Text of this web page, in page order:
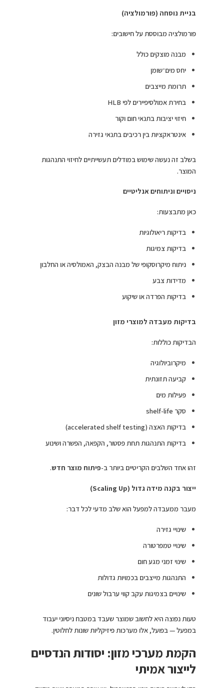
בניית נוסחה (פורמולציה)
פורמולציה מבוססת על חישובים:
מבנה מוצקים כולל
יחס מים־שומן
תרומת מייצבים
בחירת אמולסיפיירים לפי HLB
חיזוי יציבות בתנאי חום וקור
אינטראקציות בין רכיבים בתנאי גזירה
בשלב זה נעשה שימוש במודלים תעשייתיים לחיזוי התנהגות
המוצר.
ניסויים וניתוחים אנליטיים
כאן מתבצעות:
בדיקות ריאולוגיות
בדיקות צמיגות
ניתוח מיקרוסקופי של מבנה הבצק, האמולסיה או החלבון
מדידות צבע
בדיקות הפרדה או שיקוע
בדיקות מעבדה למוצרי מזון
הבדיקות כוללות:
מיקרוביולוגיה
קביעה תזונתית
פעילות מים
סקר shelf-life
בדיקות האצה (accelerated shelf testing)
בדיקות התנהגות תחת פסטור, הקפאה, הפשרה ושינוע
זהו אחד השלבים הקריטיים ביותר ב-פיתוח מוצר חדש.
ייצור בקנה מידה גדול (Scaling Up)
מעבר ממעבדה למפעל הוא שלב מדעי לכל דבר:
שינויי גזירה
שינויי טמפרטורה
שינוי זמני מגע חום
התנהגות מייצבים בכמויות גדולות
שינויים בצמיגות עקב קווי ערבול שונים
טעות נפוצה היא לחשוב שמוצר שעבד במטבח ניסיוני יעבוד
במפעל — בפועל, אלו מערכות פיזיקליות שונות לחלוטין.
הקמת מערכי מזון: יסודות הנדסיים
לייצור אמיתי